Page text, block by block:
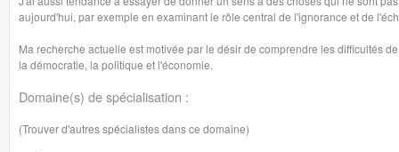
aujourd'hui, par exemple en examinant le rôle central de l'ignorance et de
Ma recherche actuelle est motivée par le désir de comprendre les difficultés
la démocratie, la politique et l'économie.
Domaine(s) de spécialisation :
(Trouver d'autres spécialistes dans ce domaine)